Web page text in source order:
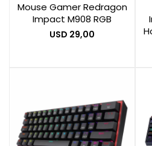
Mouse Gamer Redragon
Impact M908 RGB
USD 29,00